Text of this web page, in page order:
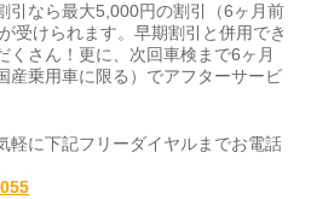
引なら最大5,000円の割引（6ヶ月前
受けられます。早期割引と併用でき
くさん！更に、次回車検まで6ヶ月
産乗用車に限る）でアフターサービ
軽に下記フリーダイヤルまでお電話